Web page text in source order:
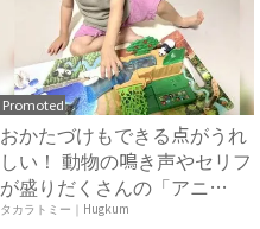
Promoted
おかたづけもできる点がうれ
しい！ 動物の鳴き声やセリフ
が盛りだくさんの「アニ
ア ...
タカラトミー｜Hugkum